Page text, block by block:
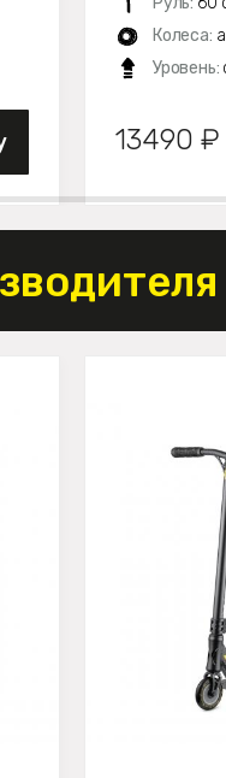
Колеса:
Уровень:
13490 ₽